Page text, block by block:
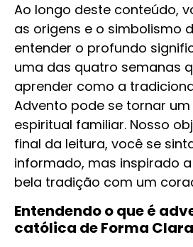
Ao longo deste conteúdo,
as origens e o simbolismo
entender o profundo
uma das quatro semanas
aprender como a
Advento pode se tornar
espiritual familiar. Nosso
final da leitura, você se
informado, mas inspirado
bela tradição com um
Entendendo o que é
católica de Forma